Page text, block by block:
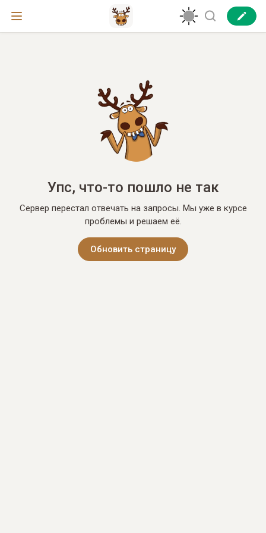
Упс, что-то пошло не так
Сервер перестал отвечать на запросы. Мы уже в курсе
проблемы и решаем её.
Обновить страницу